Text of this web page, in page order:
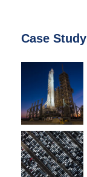
Case Study